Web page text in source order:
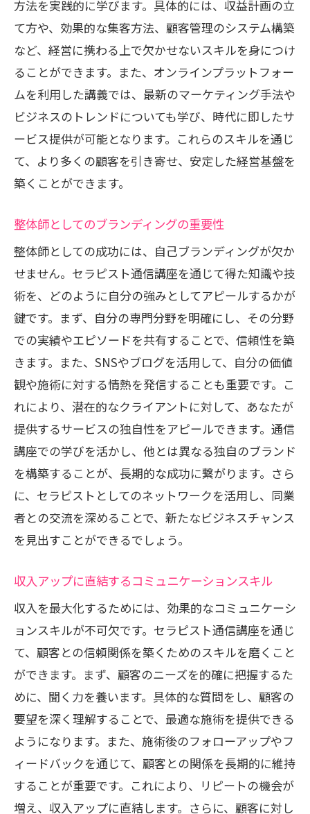
方法を実践的に学びます。具体的には、収益計画の立
て方や、効果的な集客方法、顧客管理のシステム構築
など、経営に携わる上で欠かせないスキルを身につけ
ることができます。また、オンラインプラットフォー
ムを利用した講義では、最新のマーケティング手法や
ビジネスのトレンドについても学び、時代に即したサ
ービス提供が可能となります。これらのスキルを通じ
て、より多くの顧客を引き寄せ、安定した経営基盤を
築くことができます。
整体師としてのブランディングの重要性
整体師としての成功には、自己ブランディングが欠か
せません。セラピスト通信講座を通じて得た知識や技
術を、どのように自分の強みとしてアピールするかが
鍵です。まず、自分の専門分野を明確にし、その分野
での実績やエピソードを共有することで、信頼性を築
きます。また、SNSやブログを活用して、自分の価値
観や施術に対する情熱を発信することも重要です。こ
れにより、潜在的なクライアントに対して、あなたが
提供するサービスの独自性をアピールできます。通信
講座での学びを活かし、他とは異なる独自のブランド
を構築することが、長期的な成功に繋がります。さら
に、セラピストとしてのネットワークを活用し、同業
者との交流を深めることで、新たなビジネスチャンス
を見出すことができるでしょう。
収入アップに直結するコミュニケーションスキル
収入を最大化するためには、効果的なコミュニケーシ
ョンスキルが不可欠です。セラピスト通信講座を通じ
て、顧客との信頼関係を築くためのスキルを磨くこと
ができます。まず、顧客のニーズを的確に把握するた
めに、聞く力を養います。具体的な質問をし、顧客の
要望を深く理解することで、最適な施術を提供できる
ようになります。また、施術後のフォローアップやフ
ィードバックを通じて、顧客との関係を長期的に維持
することが重要です。これにより、リピートの機会が
増え、収入アップに直結します。さらに、顧客に対し